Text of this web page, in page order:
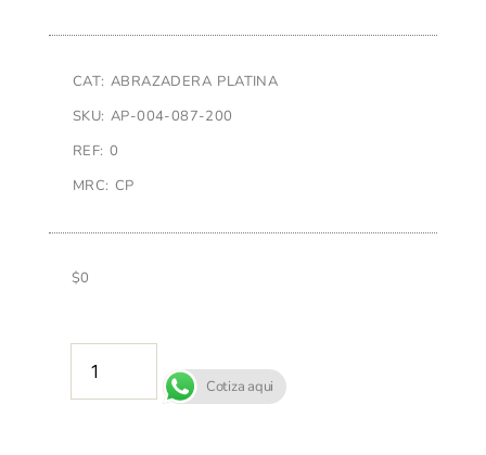
CAT: ABRAZADERA PLATINA
SKU: AP-004-087-200
REF: 0
MRC: CP
$0
Cotiza aqui